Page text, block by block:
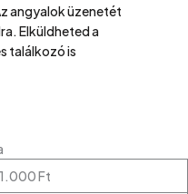
angyalok üzenetét
Elküldheted a
találkozó is
Ft